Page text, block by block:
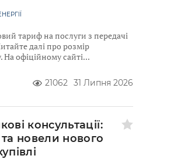
тариф на послуги з передачі
далі про розмір
На офіційному сайті
21062 31 Липня 2026
консультації:
новели нового